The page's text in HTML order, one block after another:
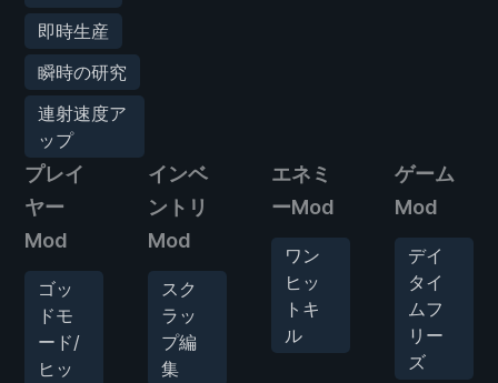
即時生産
瞬時の研究
連射速度ア
ップ
プレイ
ヤー
Mod
ゴッ
ドモ
ード/
ヒッ
インベ
ントリ
Mod
スク
ラッ
プ編
集
エネミ
ーMod
ワン
ヒッ
トキ
ル
ゲーム
Mod
デイ
タイ
ムフ
リー
ズ